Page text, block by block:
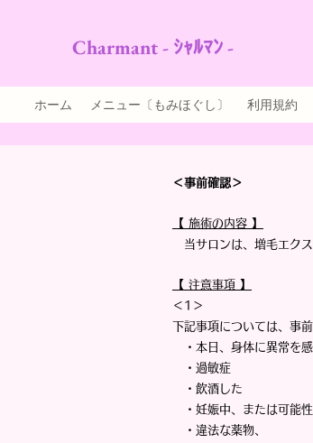
Charmant - ｼｬﾙﾏﾝ -
ホーム メニュー〔もみほぐし〕 利用規約
＜事前確認＞
【 施術の内容 】
当サロンは、増毛エクス
【 注意事項 】
＜1＞
下記事項については、事
・本日、身体に異常を
・過敏症
・飲酒した
・妊娠中、または可能
・違法な薬物、